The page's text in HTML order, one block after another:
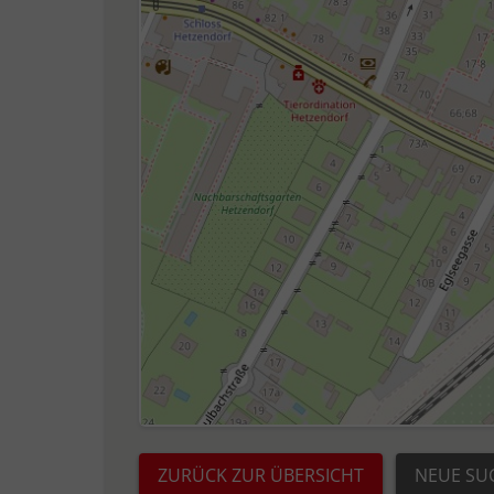
ZURÜCK ZUR ÜBERSICHT NEUE